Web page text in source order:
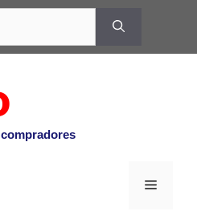
compradores
Menu